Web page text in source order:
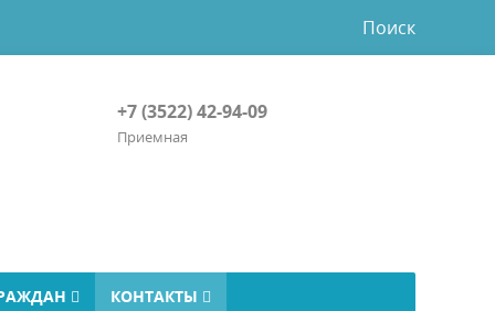
Поиск
+7 (3522) 42-94-09
Приемная
КОНТАКТЫ